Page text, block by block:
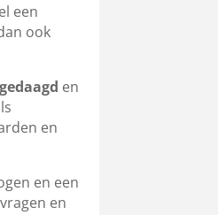
een
ook
en
en
en een
en